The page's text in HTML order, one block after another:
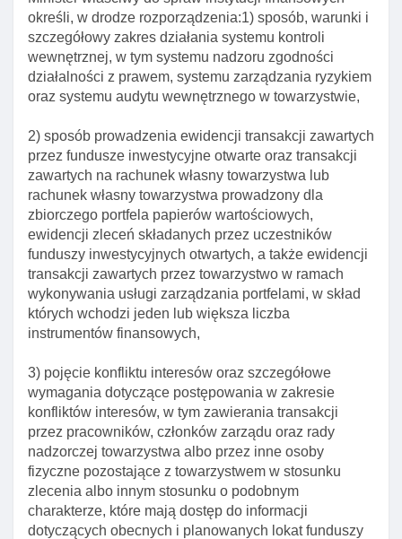
określi, w drodze rozporządzenia:1) sposób, warunki i
szczegółowy zakres działania systemu kontroli
wewnętrznej, w tym systemu nadzoru zgodności
działalności z prawem, systemu zarządzania ryzykiem
oraz systemu audytu wewnętrznego w towarzystwie,
2) sposób prowadzenia ewidencji transakcji zawartych
przez fundusze inwestycyjne otwarte oraz transakcji
zawartych na rachunek własny towarzystwa lub
rachunek własny towarzystwa prowadzony dla
zbiorczego portfela papierów wartościowych,
ewidencji zleceń składanych przez uczestników
funduszy inwestycyjnych otwartych, a także ewidencji
transakcji zawartych przez towarzystwo w ramach
wykonywania usługi zarządzania portfelami, w skład
których wchodzi jeden lub większa liczba
instrumentów finansowych,
3) pojęcie konfliktu interesów oraz szczegółowe
wymagania dotyczące postępowania w zakresie
konfliktów interesów, w tym zawierania transakcji
przez pracowników, członków zarządu oraz rady
nadzorczej towarzystwa albo przez inne osoby
fizyczne pozostające z towarzystwem w stosunku
zlecenia albo innym stosunku o podobnym
charakterze, które mają dostęp do informacji
dotyczących obecnych i planowanych lokat funduszy
Art. 12. Wyłączenie stosowania przepisów ustawy o
grach hazardowych
Art. 13. Wycena aktywów I ustalanie zobowiązań
funduszu inwestycyjnego w walucie obcej
Art. 13a. Odmowa wpisu towarzystwa lub
zarządzającego asi do rejestru zarządzających
Art. 13b. Wyłączenie niektórych obowiązków
informacyjnych administratorów danych
Dział II. Tworzenie I funkcjonowanie funduszy
inwestycyjnych
Art. 14. Tworzenie funduszu inwestycyjnego
Art. 15. Warunki utworzenia funduszu inwestycyjnego
Art. 16. Rejestr funduszy inwestycyjnych
Art. 17. Wpis do rejestru funduszy inwestycyjnych
Art. 18. Statut funduszu inwestycyjnego
Art. 19. Cele inwestycyjne funduszy inwestycyjnych
Art. 20. Zasady polityki inwestycyjnej
Art. 21. Dochody funduszu inwestycyjnego